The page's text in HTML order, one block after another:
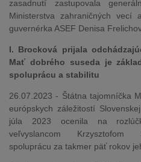
zasadnutí zastupovala
Ministerstva zahraničných
guvernérka ASEF Denisa
I. Brocková prijala
Mať dobrého suseda je
spoluprácu a stabilitu
26.07.2023 - Štátna tajomníčka
európskych záležitostí
júla 2023 ocenila na
veľvyslancom Krzysztofom
spoluprácu za takmer päť rokov